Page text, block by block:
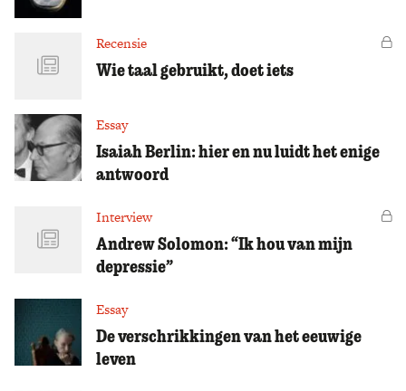
Recensie
Wie taal gebruikt, doet iets
Essay
Isaiah Berlin: hier en nu luidt het enige
antwoord
Interview
Andrew Solomon: “Ik hou van mijn
depressie”
Essay
De verschrikkingen van het eeuwige
leven